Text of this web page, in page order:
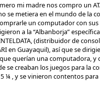
mi madre nos compro un
se metiera en el mundo de la
un computador con
a la “Albanborja”
(distribuidor de
en Guayaquil), así que se
querían una computadora, y
creaban los juegos para la
¼ , y se vinieron contentos para